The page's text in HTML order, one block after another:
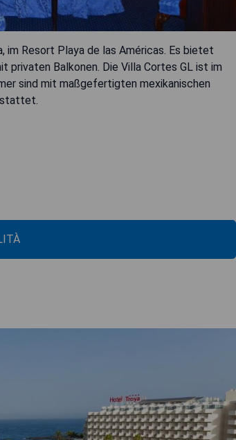
im Resort Playa de las Américas. Es bietet
privaten Balkonen. Die Villa Cortes GL ist im
sind mit maßgefertigten mexikanischen